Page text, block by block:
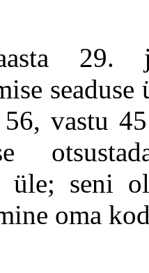
29.
56, vastu
üle; seni
oma